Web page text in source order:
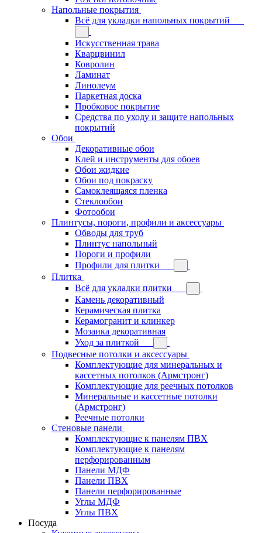
Напольные покрытия
Всё для укладки напольных покрытий
Искусственная трава
Кварцвинил
Ковролин
Ламинат
Линолеум
Паркетная доска
Пробковое покрытие
Средства по уходу и защите напольных
покрытий
Обои
Декоративные обои
Клей и инструменты для обоев
Обои жидкие
Обои под покраску
Самоклеящаяся пленка
Стеклообои
Фотообои
Плинтусы, пороги, профили и аксессуары
Обводы для труб
Плинтус напольный
Пороги и профили
Профили для плитки
Плитка
Всё для укладки плитки
Камень декоративный
Керамическая плитка
Керамогранит и клинкер
Мозаика декоративная
Уход за плиткой
Подвесные потолки и аксессуары
Комплектующие для минеральных и
кассетных потолков (Армстронг)
Комплектующие для реечных потолков
Минеральные и кассетные потолки
(Армстронг)
Реечные потолки
Стеновые панели
Комплектующие к панелям ПВХ
Комплектующие к панелям
перфорированным
Панели МДФ
Панели ПВХ
Панели перфорированные
Углы МДФ
Углы ПВХ
Посуда